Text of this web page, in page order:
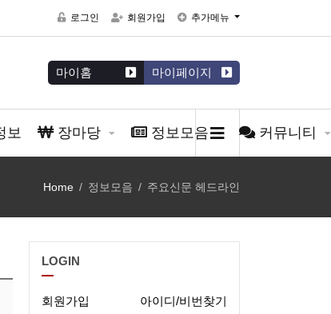
로그인 회원가입 추가메뉴
마이홈 마이페이지
보 장마당 정보모음 커뮤니티
Home 정보모음 주요신문 헤드라인
LOGIN
회원가입 아이디/비번찾기